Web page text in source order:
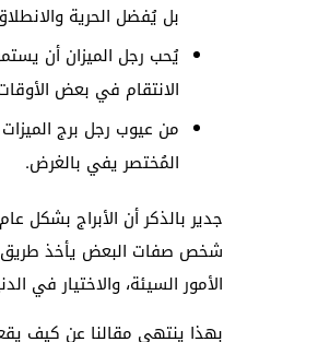
بل يُفضل الحرية
يُحب رجل الميزان أن
الانتقام في بعض
من عيوب رجل برج
المُختصر يفي بالغرض.
جدير بالذكر أن الأبراج
شخص صفات البعض يأخذ طريق
الأمور السيئة، والاختيار
بهذا ينتهي مقالنا عن كيف